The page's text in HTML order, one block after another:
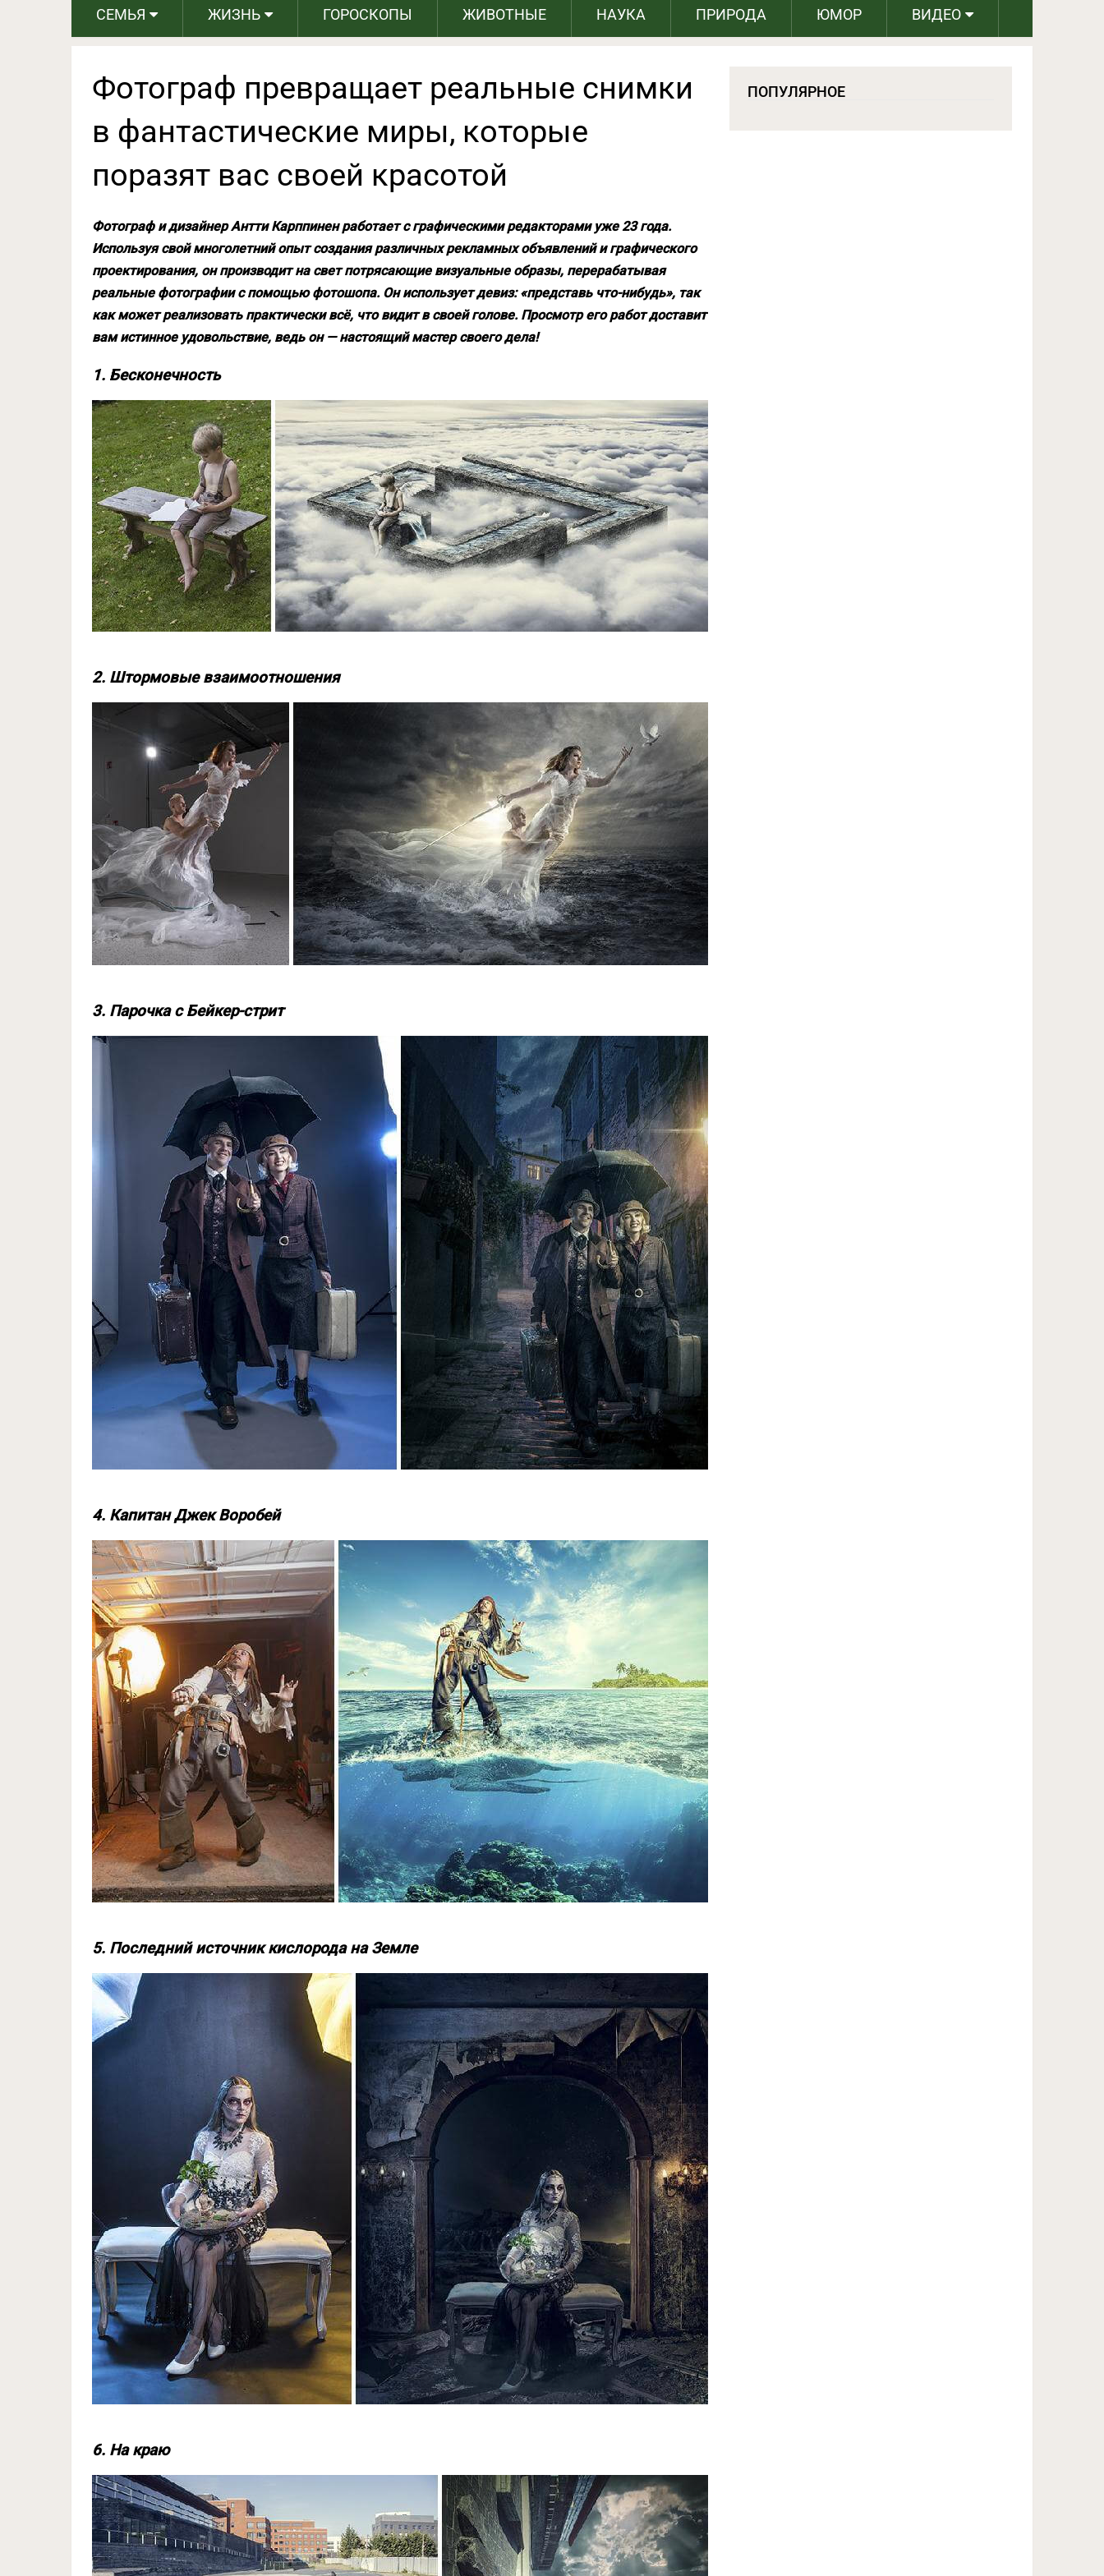
СЕМЬЯ ЖИЗНЬ ГОРОСКОПЫ ЖИВОТНЫЕ НАУКА ПРИРОДА ЮМОР ВИДЕО
Фотограф превращает реальные снимки
в фантастические миры, которые
поразят вас своей красотой
Фотограф и дизайнер Антти Карппинен работает с графическими редакторами уже 23 года.
Используя свой многолетний опыт создания различных рекламных объявлений и графического
проектирования, он производит на свет потрясающие визуальные образы, перерабатывая
реальные фотографии с помощью фотошопа. Он использует девиз: «представь что-нибудь», так
как может реализовать практически всё, что видит в своей голове. Просмотр его работ доставит
вам истинное удовольствие, ведь он — настоящий мастер своего дела!
1. Бесконечность
2. Штормовые взаимоотношения
3. Парочка с Бейкер-стрит
4. Капитан Джек Воробей
5. Последний источник кислорода на Земле
6. На краю
ПОПУЛЯРНОЕ